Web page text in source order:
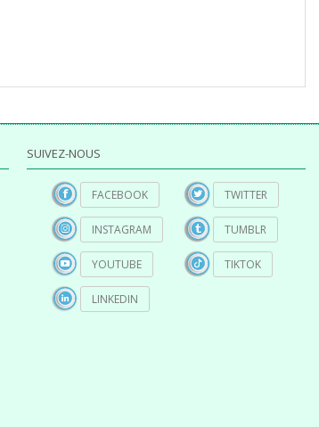
SUIVEZ-NOUS
FACEBOOK
INSTAGRAM
YOUTUBE
LINKEDIN
TWITTER
TUMBLR
TIKTOK